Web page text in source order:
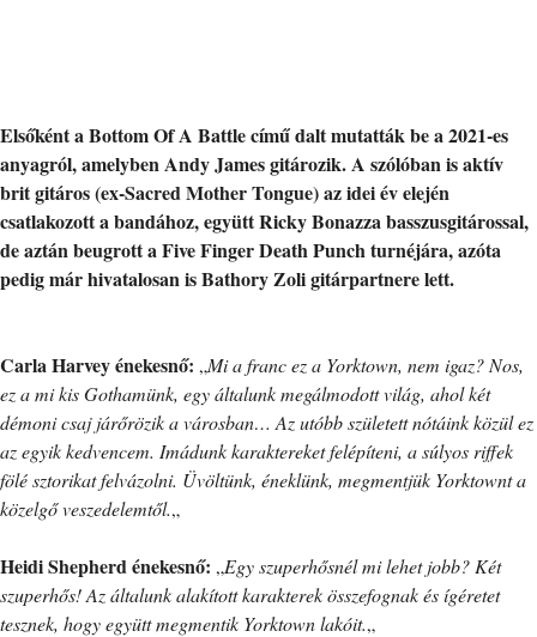
Elsőként a Bottom Of A Battle című dalt mutatták be a 2021-es
anyagról, amelyben Andy James gitározik. A szólóban is aktív
brit gitáros (ex-Sacred Mother Tongue) az idei év elején
csatlakozott a bandához, együtt Ricky Bonazza basszusgitárossal,
de aztán beugrott a Five Finger Death Punch turnéjára, azóta
pedig már hivatalosan is Bathory Zoli gitárpartnere lett.
Carla Harvey énekesnő: „Mi a franc ez a Yorktown, nem igaz? Nos,
ez a mi kis Gothamünk, egy általunk megálmodott világ, ahol két
démoni csaj járőrözik a városban… Az utóbb született nótáink közül ez
az egyik kedvencem. Imádunk karaktereket felépíteni, a súlyos riffek
fölé sztorikat felvázolni. Üvöltünk, éneklünk, megmentjük Yorktownt a
közelgő veszedelemtől.„
Heidi Shepherd énekesnő: „Egy szuperhősnél mi lehet jobb? Két
szuperhős! Az általunk alakított karakterek összefognak és ígéretet
tesznek, hogy együtt megmentik Yorktown lakóit.„